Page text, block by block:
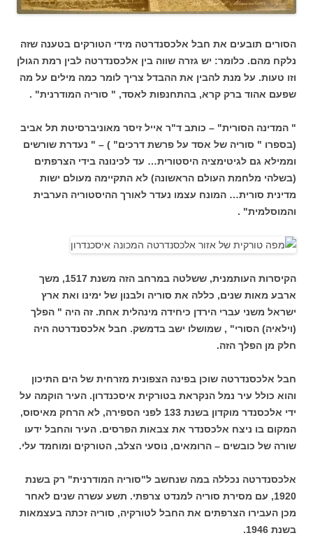
הסורים תובעים את חבל אלכסנדרטה מידי הטורקים בטענה שזה
נלקח מהם. כלומר: יש גזרה שווה בין אלכסנדרטה לבין רמת הגולן
וזו טעות. על מנת להבין את ההבדל צריך לומר כמה מילים על מה
שפעם אהוד ברק קרא, בהתחנפות לאסד, " סוריה המודרנית" .
" המדינה הסורית" – כותב ד"ר אייל זיסר מאוניברסיטת תל אביב
(בספרו " סוריה של אסד על פרשת דרכים" ) – " נעדרת שורשים
וממילא גם לגיטימציה היסטורית… עד לכינונה בידי הצרפתים
(בשלהי מלחמת העולם הראשונה) לא התקיימה מעולם ישות
מדינית סורית… המונח עצמו נעדר לאורך ההיסטוריה הערבית
והמוסלמית" .
הקיסרות העותמנית, ששלטה במרחב הזה משנת 1517, משך
ארבע מאות שנים, כללה את סוריה ולבנון של ימינו ואת ארץ
ישראל משני עברי הירדן כיחידה מינהלית אחת. זה היה " הפלך
(וילאיה) הסורי" , שמושלו ישב בדמשק. חבל אלכסנדרטה היה
חלק מן הפלך הזה.
חבל אלכסנדרטה שוכן בפינה הצפונית מזרחית של הים התיכון
והוא כולל עיר נמל הנקראת בטורקית איסכנדרון. העיר הוקמה על
ידי אלכסנדר מוקדון בשנת 133 לפני הספירה, לא הרחק מאיסוס,
המקום בו ניצח אלכסנדר את צבאות הפרסים. העיר והחבל ידעו
שורה של כובשים – הרומאים, נוסעי הצלב, הטורקים ומוחמד עלי.
אלכסנדרטה נכללה במה שנחשב ל"סוריה המודרנית" רק בשנת
1920, עם מסירת סוריה למנדט צרפתי. תשע עשרה שנים לאחר
מכן העבירו הצרפתים את החבל לטורקיה, סוריה זכתה בעצמאות
בשנת 1946.